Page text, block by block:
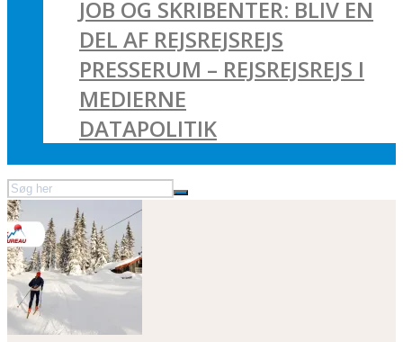
JOB OG SKRIBENTER: BLIV EN
DEL AF REJSREJSREJS
PRESSERUM – REJSREJSREJS I
MEDIERNE
DATAPOLITIK